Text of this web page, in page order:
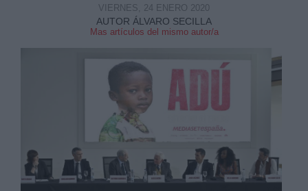
AUTOR ÁLVARO SECILLA
Mas artículos del mismo autor/a
VIERNES, 24 ENERO 2020